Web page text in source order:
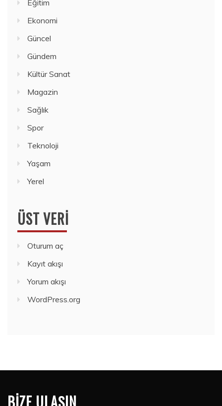
Eğitim
Ekonomi
Güncel
Gündem
Kültür Sanat
Magazin
Sağlık
Spor
Teknoloji
Yaşam
Yerel
ÜST VERI
Oturum aç
Kayıt akışı
Yorum akışı
WordPress.org
BIZE ULAŞIN